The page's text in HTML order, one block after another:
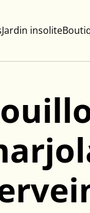
Jardin insolite